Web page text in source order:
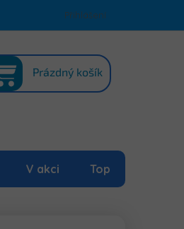
údajů Mapa serveru
Přihlášení
KOŠÍK
Prázdný košík
V akci Top